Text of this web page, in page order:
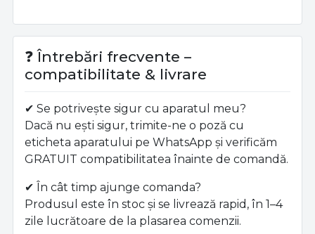
❓ Întrebări frecvente –
compatibilitate & livrare
✔ Se potrivește sigur cu aparatul meu?
Dacă nu ești sigur, trimite-ne o poză cu
eticheta aparatului pe WhatsApp și verificăm
GRATUIT compatibilitatea înainte de comandă.
✔ În cât timp ajunge comanda?
Produsul este în stoc și se livrează rapid, în 1–4
zile lucrătoare de la plasarea comenzii.